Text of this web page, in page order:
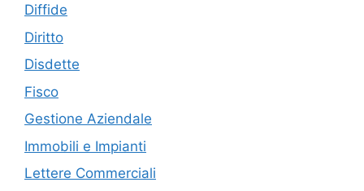
Diffide
Diritto
Disdette
Fisco
Gestione Aziendale
Immobili e Impianti
Lettere Commerciali